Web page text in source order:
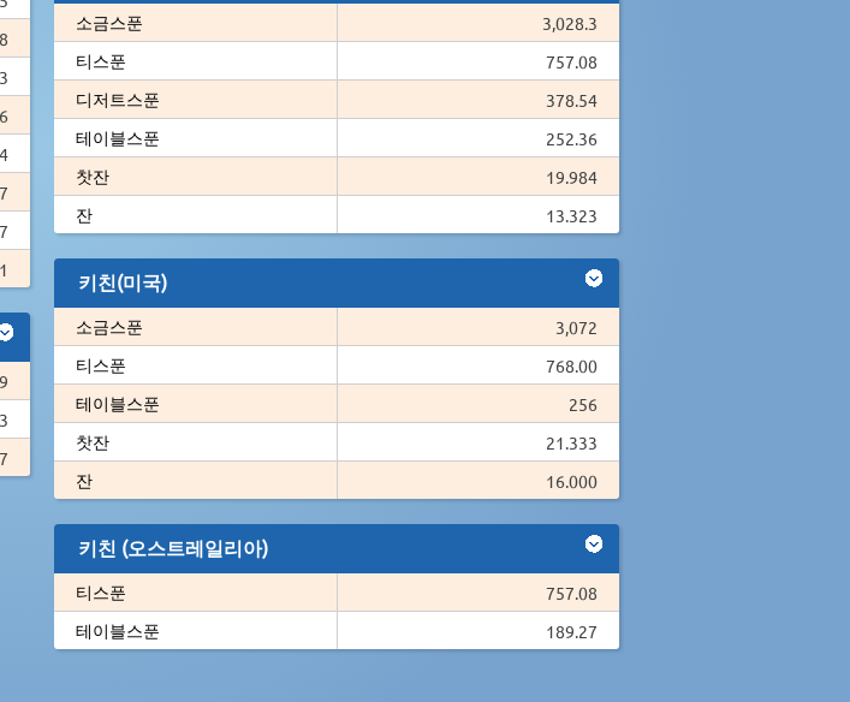
소금스푼
3,028.3
티스푼
757.08
디저트스푼
378.54
테이블스푼
252.36
찻잔
19.984
잔
13.323
키친(미국)
소금스푼
3,072
티스푼
768.00
테이블스푼
256
찻잔
21.333
잔
16.000
키친 (오스트레일리아)
티스푼
757.08
테이블스푼
189.27